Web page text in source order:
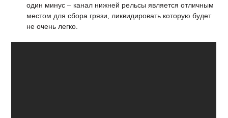
один минус – канал нижней рельсы является отличным
местом для сбора грязи, ликвидировать которую будет
не очень легко.